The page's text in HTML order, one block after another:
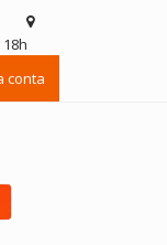
conta